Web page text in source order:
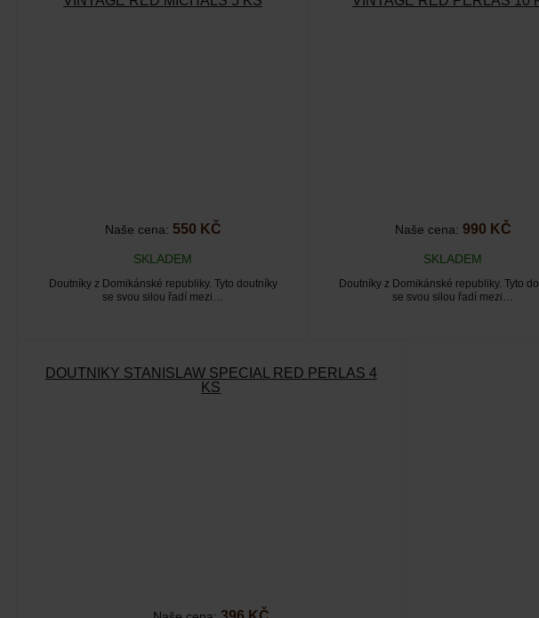
Naše cena: 550 KČ
SKLADEM
Doutníky z Domikánské republiky. Tyto doutníky
se svou silou řadí mezi…
Naše cena: 990 KČ
SKLADEM
Doutníky z Domikánské republiky. Tyto
se svou silou řadí mezi…
DOUTNÍKY STANISLAW SPECIAL RED PERLAS 4
KS